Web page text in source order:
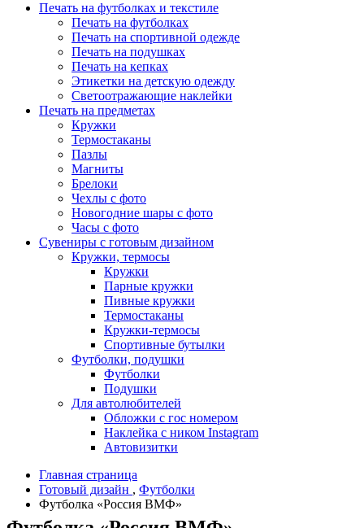
Печать на футболках и текстиле
Печать на футболках
Печать на спортивной одежде
Печать на подушках
Печать на кепках
Этикетки на детскую одежду
Светоотражающие наклейки
Печать на предметах
Кружки
Термостаканы
Пазлы
Магниты
Брелоки
Чехлы с фото
Новогодние шары с фото
Часы с фото
Сувениры с готовым дизайном
Кружки, термосы
Кружки
Парные кружки
Пивные кружки
Термостаканы
Кружки-термосы
Спортивные бутылки
Футболки, подушки
Футболки
Подушки
Для автолюбителей
Обложки с гос номером
Наклейка с ником Instagram
Автовизитки
Главная страница
Готовый дизайн , Футболки
Футболка «Россия ВМФ»